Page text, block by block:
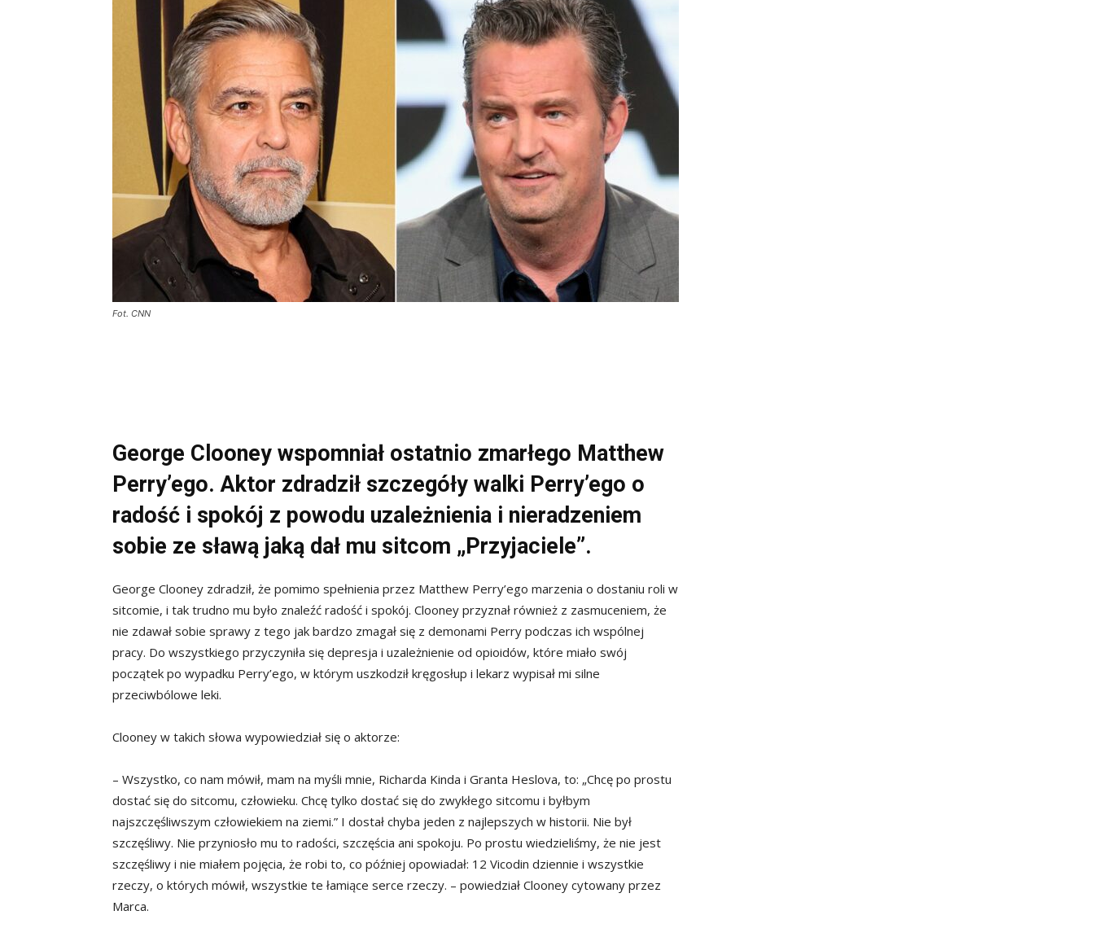
Fot. CNN
George Clooney wspomniał ostatnio zmarłego Matthew
Perry’ego. Aktor zdradził szczegóły walki Perry’ego o
radość i spokój z powodu uzależnienia i nieradzeniem
sobie ze sławą jaką dał mu sitcom „Przyjaciele”.
George Clooney zdradził, że pomimo spełnienia przez Matthew Perry’ego marzenia o dostaniu roli w
sitcomie, i tak trudno mu było znaleźć radość i spokój. Clooney przyznał również z zasmuceniem, że
nie zdawał sobie sprawy z tego jak bardzo zmagał się z demonami Perry podczas ich wspólnej
pracy. Do wszystkiego przyczyniła się depresja i uzależnienie od opioidów, które miało swój
początek po wypadku Perry’ego, w którym uszkodził kręgosłup i lekarz wypisał mi silne
przeciwbólowe leki.
Clooney w takich słowa wypowiedział się o aktorze:
– Wszystko, co nam mówił, mam na myśli mnie, Richarda Kinda i Granta Heslova, to: „Chcę po prostu
dostać się do sitcomu, człowieku. Chcę tylko dostać się do zwykłego sitcomu i byłbym
najszczęśliwszym człowiekiem na ziemi.” I dostał chyba jeden z najlepszych w historii. Nie był
szczęśliwy. Nie przyniosło mu to radości, szczęścia ani spokoju. Po prostu wiedzieliśmy, że nie jest
szczęśliwy i nie miałem pojęcia, że robi to, co później opowiadał: 12 Vicodin dziennie i wszystkie
rzeczy, o których mówił, wszystkie te łamiące serce rzeczy. – powiedział Clooney cytowany przez
Marca.